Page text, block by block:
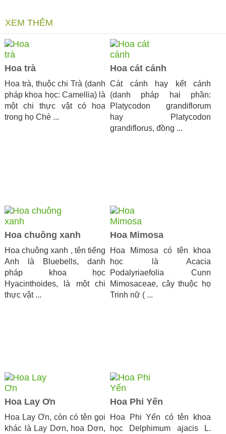
XEM THÊM
Hoa trà
Hoa trà, thuộc chi Trà (danh
pháp khoa học: Camellia) là
một chi thực vật có hoa
trong họ Chè ...
Hoa cát cánh
Cát cánh hay kết cánh
(danh pháp hai phần:
Platycodon grandiflorum
hay Platycodon
grandiflorus, đồng ...
Hoa chuông xanh
Hoa chuông xanh , tên tiếng
Anh là Bluebells, danh
pháp khoa học
Hyacinthoides, là một chi
thực vật ...
Hoa Mimosa
Hoa Mimosa có tên khoa
học là Acacia
Podalyriaefolia Cunn
Mimosaceae, cây thuộc họ
Trinh nữ ( ...
Hoa Lay Ơn
Hoa Lay Ơn, còn có tên gọi
khác là Lay Dơn, hoa Dơn,
Hoa Phi Yến
Hoa Phi Yến có tên khoa
học Delphimum ajacis L.